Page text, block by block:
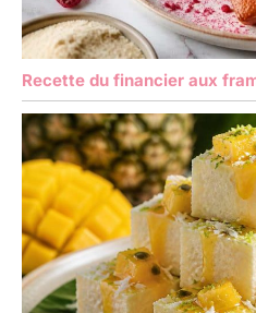
Recette du financier aux